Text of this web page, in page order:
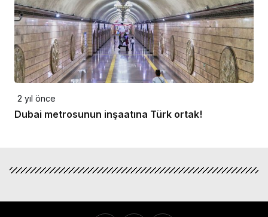
2 yıl önce
Dubai metrosunun inşaatına Türk ortak!